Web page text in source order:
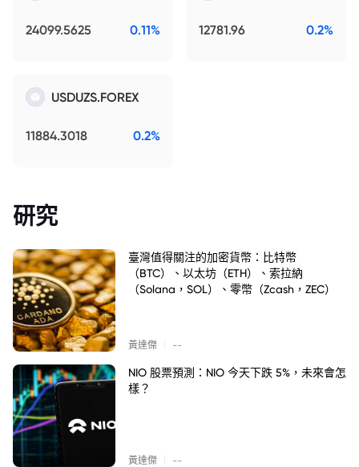
24099.5625 0.11% 12781.96 0.2%
USDUZS.FOREX
11884.3018 0.2%
研究
臺灣值得關注的加密貨幣：比特幣
（BTC）、以太坊（ETH）、索拉納
（Solana，SOL）、零幣（Zcash，ZEC）
黃達傑 --
NIO 股票預測：NIO 今天下跌 5%，未來會怎
樣？
黃達傑 --